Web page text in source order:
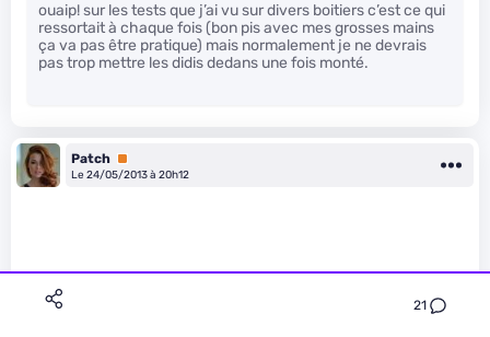
21
ouaip! sur les tests que j’ai vu sur divers boitiers c’est ce qui
ressortait à chaque fois (bon pis avec mes grosses mains
ça va pas être pratique) mais normalement je ne devrais
pas trop mettre les didis dedans une fois monté.
Patch Premium
Le 24/05/2013 à 20h12